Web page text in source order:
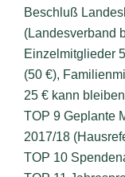
Beschluß
(Landesverband
Einzelmitglieder
(50 €),
25 € kann
TOP 9 Geplante
2017/18
TOP 10